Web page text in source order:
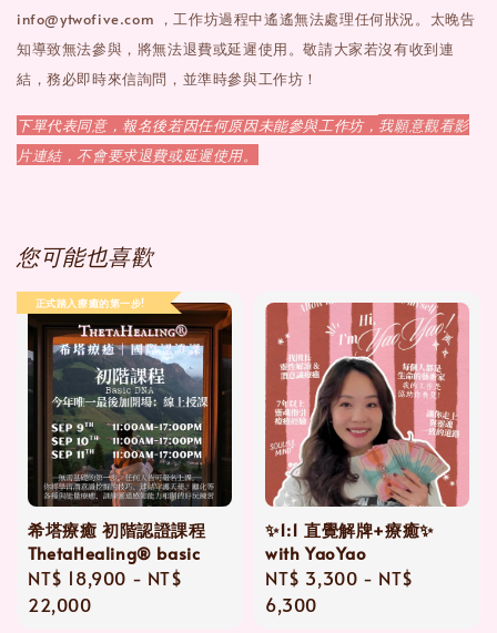
info@ytwofive.com ，工作坊過程中遙遙無法處理任何狀況。太晚告
知導致無法參與，將無法退費或延遲使用。敬請大家若沒有收到連
結，務必即時來信詢問，並準時參與工作坊！
下單代表同意，報名後若因任何原因未能參與工作坊， 我願意觀看影
片連結，不會要求退費或延遲使用。
您可能也喜歡
正式踏入療癒的第一步!
希塔療癒 初階認證課程
ThetaHealing® basic
Regular
price
NT$ 18,900 - NT$
22,000
✨1:1 直覺解牌+療癒✨
with YaoYao
Regular
price
NT$ 3,300 - NT$
6,300